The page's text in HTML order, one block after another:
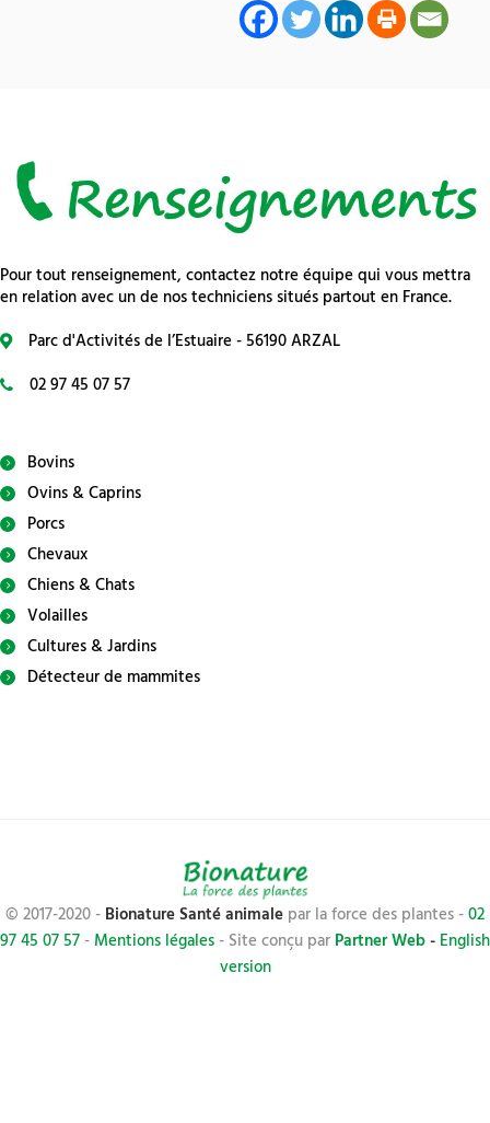
Pour tout renseignement, contactez notre équipe qui vous mettra
en relation avec un de nos techniciens situés partout en France.
Parc d'Activités de l’Estuaire - 56190 ARZAL
02 97 45 07 57
Bovins
Ovins & Caprins
Porcs
Chevaux
Chiens & Chats
Volailles
Cultures & Jardins
Détecteur de mammites
© 2017-2020 - Bionature Santé animale par la force des plantes -02
97 45 07 57 - Mentions légales - Site conçu par Partner Web- English
version